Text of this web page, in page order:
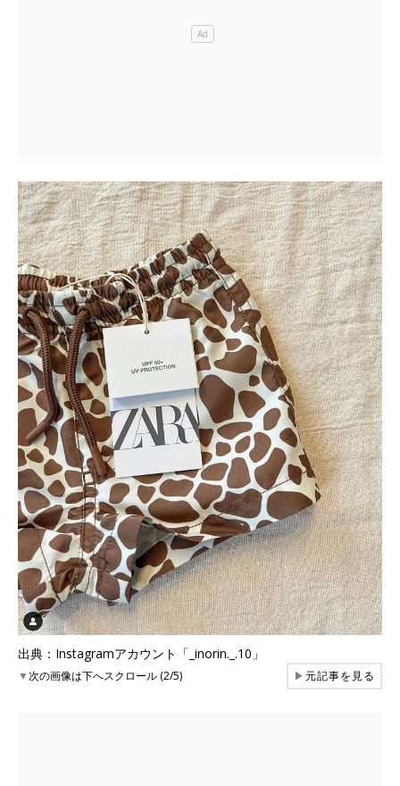
出典：Instagramアカウント「_inorin._.10」
▼次の画像は下へスクロール (2/5) ▶元記事を見る